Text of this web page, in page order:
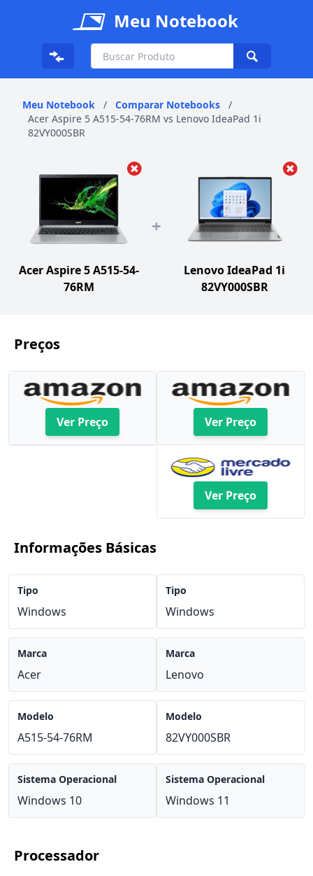
Meu Notebook
Meu Notebook / Comparar Notebooks
/
Acer Aspire 5 A515-54-76RM vs Lenovo IdeaPad 1i
82VY000SBR
Acer Aspire 5 A515-54-
76RM
+
Lenovo IdeaPad 1i
82VY000SBR
Preços
Ver Preço Ver Preço
Ver Preço
Informações Básicas
Tipo
Windows
Marca
Acer
Modelo
A515-54-76RM
Sistema Operacional
Windows 10
Tipo
Windows
Marca
Lenovo
Modelo
82VY000SBR
Sistema Operacional
Windows 11
Processador